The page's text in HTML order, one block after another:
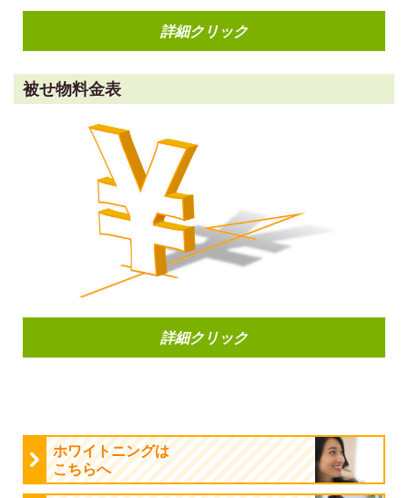
詳細クリック
被せ物料金表
詳細クリック
ホワイトニングは
こちらへ